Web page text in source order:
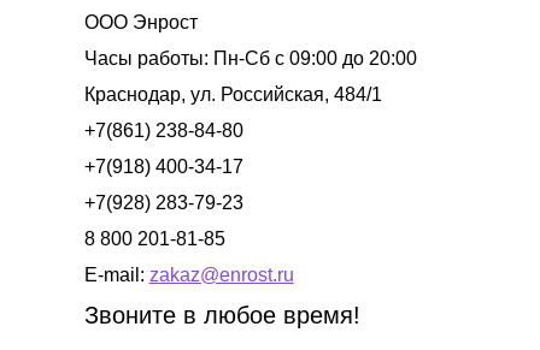
ООО Энрост
Часы работы: Пн-Сб с 09:00 до 20:00
Краснодар, ул. Российская, 484/1
+7(861) 238-84-80
+7(918) 400-34-17
+7(928) 283-79-23
8 800 201-81-85
E-mail: zakaz@enrost.ru
Звоните в любое время!